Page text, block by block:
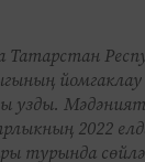
Татарстан
йомгаклау
узды.
2022
турында